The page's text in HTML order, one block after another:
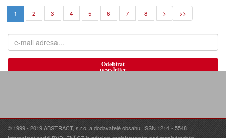
1 2 3 4 5 6 7 8 > >>
Odebírat
newsletter
© 1999 - 2019 ABSTRACT, s.r.o. a dodavatelé obsahu. ISSN 1214 - 5548